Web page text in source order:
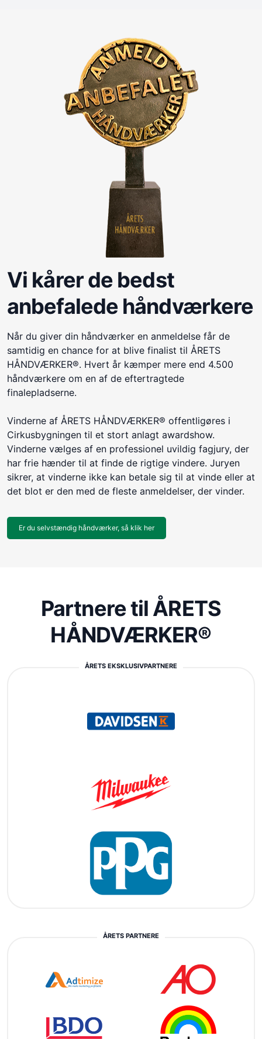
Vi kårer de bedst
anbefalede håndværkere
Når du giver din håndværker en anmeldelse får de
samtidig en chance for at blive finalist til ÅRETS
HÅNDVÆRKER®. Hvert år kæmper mere end 4.500
håndværkere om en af de eftertragtede
finalepladserne.
Vinderne af ÅRETS HÅNDVÆRKER® offentligøres i
Cirkusbygningen til et stort anlagt awardshow.
Vinderne vælges af en professionel uvildig fagjury, der
har frie hænder til at finde de rigtige vindere. Juryen
sikrer, at vinderne ikke kan betale sig til at vinde eller at
det blot er den med de fleste anmeldelser, der vinder.
Er du selvstændig håndværker, så klik her
Partnere til ÅRETS
HÅNDVÆRKER®
ÅRETS EKSKLUSIVPARTNERE
ÅRETS PARTNERE